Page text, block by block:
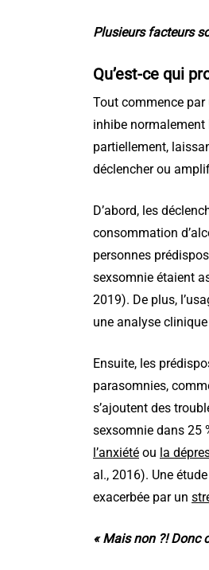
Plusieurs facteurs
Qu’est-ce qui
Tout commence
inhibe
partiellement,
déclencher ou
D’abord, les
consommation
personnes
sexsomnie étaient
2019). De plus,
une analyse
Ensuite, les
parasomnies,
s’ajoutent des
sexsomnie dans 25
l’anxiété ou la
al., 2016). Une
exacerbée par un
« Mais non ?! Donc